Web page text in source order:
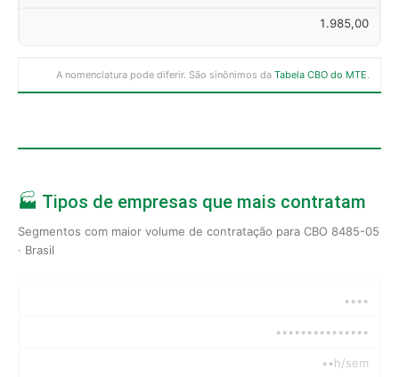
1.985,00
A nomenclatura pode diferir. São sinônimos da Tabela CBO do MTE.
🏭 Tipos de empresas que mais contratam
Segmentos com maior volume de contratação para CBO 8485-05
· Brasil
••••
•••••••••••••••
••h/sem